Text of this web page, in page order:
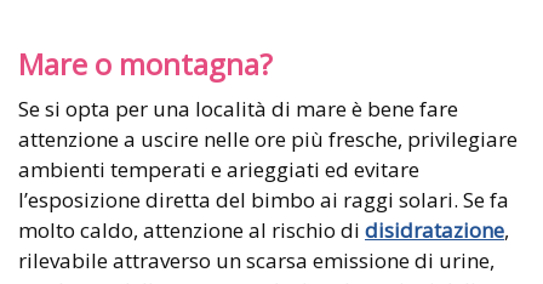
Mare o montagna?
Se si opta per una località di mare è bene fare
attenzione a uscire nelle ore più fresche, privilegiare
ambienti temperati e arieggiati ed evitare
l’esposizione diretta del bimbo ai raggi solari. Se fa
molto caldo, attenzione al rischio di disidratazione,
rilevabile attraverso un scarsa emissione di urine,